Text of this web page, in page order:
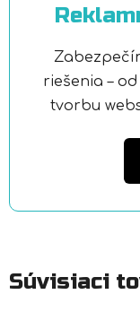
riešenia –
tvorbu
Súvisiaci